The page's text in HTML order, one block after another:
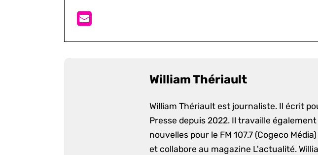
William Thériault
William Thériault est journaliste. Il écrit
Presse depuis 2022. Il travaille également
nouvelles pour le FM 107.7 (Cogeco
et collabore au magazine L'actualité.